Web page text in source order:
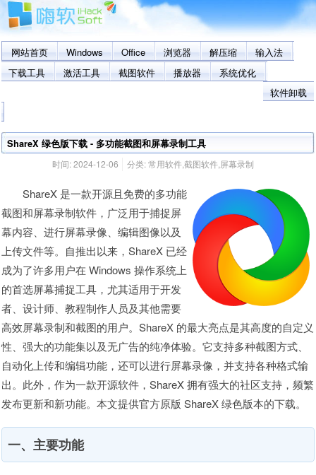
网站首页 Windows Office 浏览器 解压缩
输入法
下载工具
激活工具 截图软件 播放器
系统优化
软件卸载
ShareX 绿色版下载 - 多功能截图和屏幕录制工具
时间:2024-12-06 分类:常用软件,截图软件,屏幕录制
ShareX 是一款开源且免费的多功能
截图和屏幕录制软件，广泛用于捕捉屏
幕内容、进行屏幕录像、编辑图像以及
上传文件等。自推出以来，ShareX 已经
成为了许多用户在 Windows 操作系统上
的首选屏幕捕捉工具，尤其适用于开发
者、设计师、教程制作人员及其他需要
高效屏幕录制和截图的用户。ShareX 的最大亮点是其高度的自定义
性、强大的功能集以及无广告的纯净体验。它支持多种截图方式、
自动化上传和编辑功能，还可以进行屏幕录像，并支持各种格式输
出。此外，作为一款开源软件，ShareX 拥有强大的社区支持，频繁
发布更新和新功能。本文提供官方原版 ShareX 绿色版本的下载。
一、主要功能